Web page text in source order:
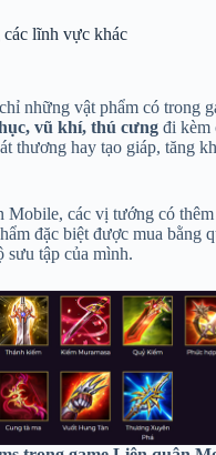
lĩnh vực khác
những vật phẩm có trong
vũ khí, thú cưng đi kèm
thương hay tạo giáp, tăng
các vị tướng có thêm
đặc biệt được mua bằng
sưu tập của mình.